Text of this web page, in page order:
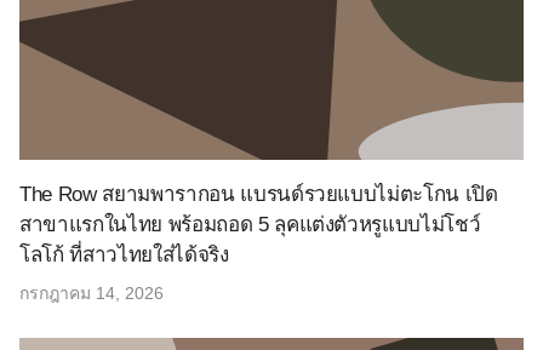
The Row สยามพารากอน แบรนด์รวยแบบไม่ตะโกน เปิด
สาขาแรกในไทย พร้อมถอด 5 ลุคแต่งตัวหรูแบบไม่โชว์
โลโก้ ที่สาวไทยใส่ได้จริง
กรกฎาคม 14, 2026